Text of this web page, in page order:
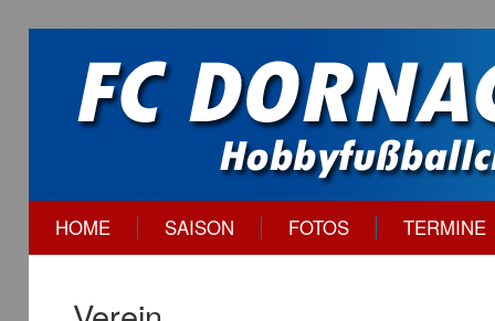
HOME SAISON FOTOS TERMINE